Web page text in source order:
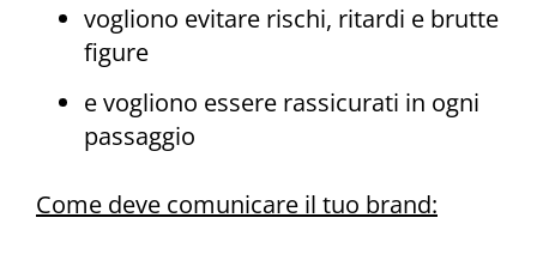
vogliono evitare rischi, ritardi e brutte
figure
e vogliono essere rassicurati in ogni
passaggio
Come deve comunicare il tuo brand: